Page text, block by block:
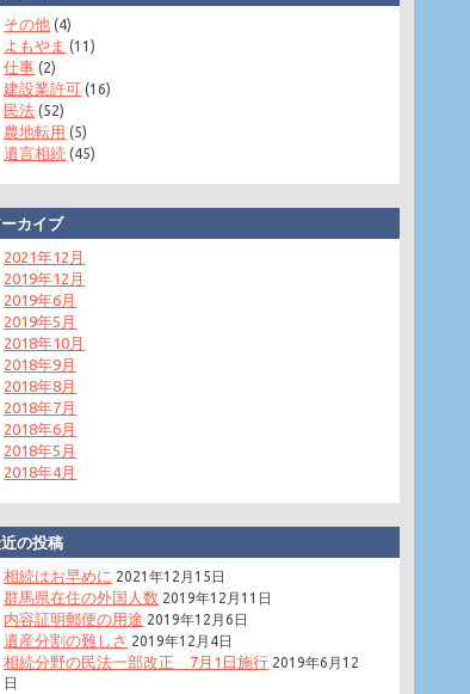
その他 (4)
よもやま (11)
仕事 (2)
建設業許可 (16)
民法 (52)
農地転用 (5)
遺言相続 (45)
カイブ
2021年12月
2019年12月
2019年6月
2019年5月
2018年10月
2018年9月
2018年8月
2018年7月
2018年6月
2018年5月
2018年4月
の投稿
相続はお早めに 2021年12月15日
群馬県在住の外国人数 2019年12月11日
内容証明郵便の用途 2019年12月6日
遺産分割の難しさ 2019年12月4日
相続分野の民法一部改正 7月1日施行 2019年6月12
日